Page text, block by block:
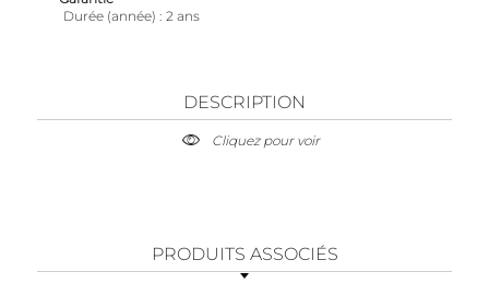
Durée (année)
2 ans
DESCRIPTION
Cliquez pour voir
PRODUITS ASSOCIÉS